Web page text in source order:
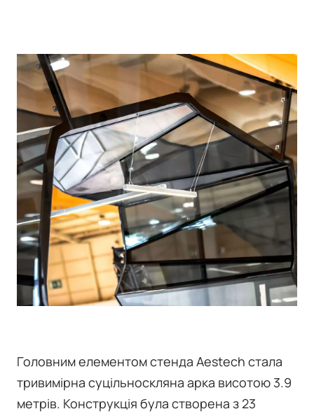
Головним елементом стенда Aestech стала
тривимірна суцільноскляна арка висотою 3.9
метрів. Конструкція була створена з 23